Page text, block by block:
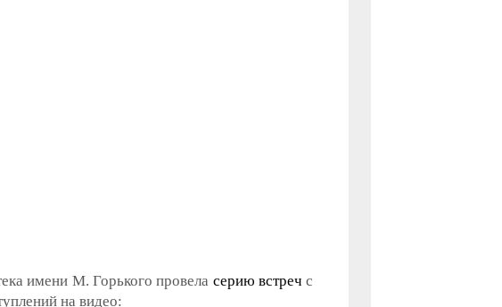
имени М. Горького провела серию встреч с
на видео: